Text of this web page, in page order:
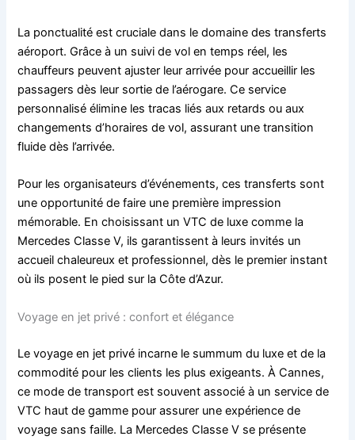
La ponctualité est cruciale dans le domaine des transferts
aéroport. Grâce à un suivi de vol en temps réel, les
chauffeurs peuvent ajuster leur arrivée pour accueillir les
passagers dès leur sortie de l’aérogare. Ce service
personnalisé élimine les tracas liés aux retards ou aux
changements d’horaires de vol, assurant une transition
fluide dès l’arrivée.
Pour les organisateurs d’événements, ces transferts sont
une opportunité de faire une première impression
mémorable. En choisissant un VTC de luxe comme la
Mercedes Classe V, ils garantissent à leurs invités un
accueil chaleureux et professionnel, dès le premier instant
où ils posent le pied sur la Côte d’Azur.
Voyage en jet privé : confort et élégance
Le voyage en jet privé incarne le summum du luxe et de la
commodité pour les clients les plus exigeants. À Cannes,
ce mode de transport est souvent associé à un service de
VTC haut de gamme pour assurer une expérience de
voyage sans faille. La Mercedes Classe V se présente